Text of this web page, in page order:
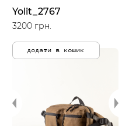
Yolit_2767
3200 грн.
додати в кошик